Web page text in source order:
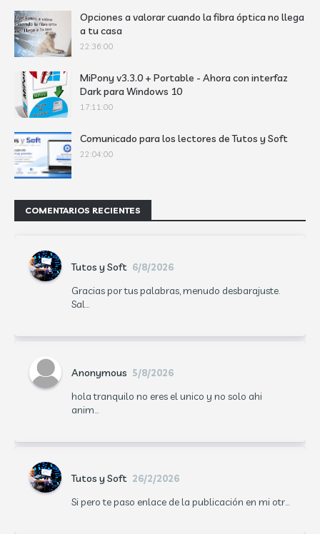
Opciones a valorar cuando la fibra óptica no llega
a tu casa
22:36:00
MiPony v3.3.0 + Portable - Ahora con interfaz
Dark para Windows 10
17:11:00
Comunicado para los lectores de Tutos y Soft
22:04:00
COMENTARIOS RECIENTES
Tutos y Soft 6/8/2026
Gracias por tus palabras, menudo desbarajuste.
Sal...
Anonymous 5/8/2026
hola tranquilo no eres el unico y no solo ahi
anim...
Tutos y Soft 26/2/2026
Si pero te paso enlace de la publicación en mi otr...